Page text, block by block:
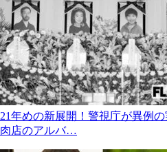
21年めの新展開！警視庁が異例
肉店のアルバ…